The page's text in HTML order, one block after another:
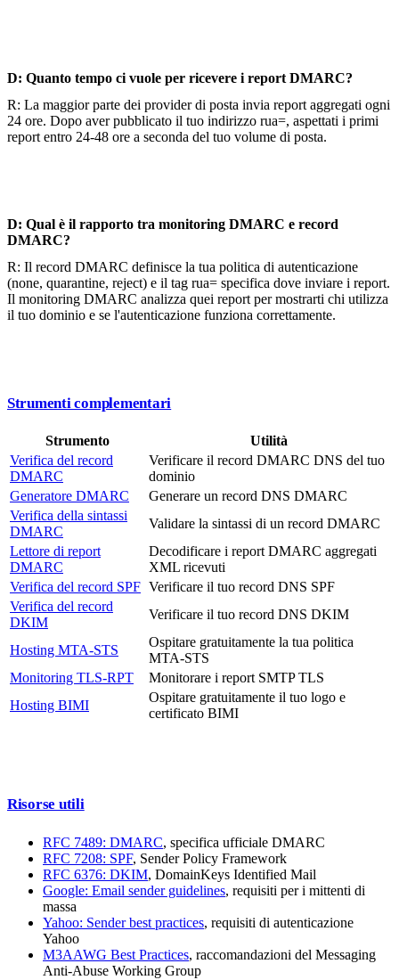
D: Quanto tempo ci vuole per ricevere i report DMARC?
R: La maggior parte dei provider di posta invia report aggregati ogni
24 ore. Dopo aver pubblicato il tuo indirizzo rua=, aspettati i primi
report entro 24-48 ore a seconda del tuo volume di posta.
D: Qual è il rapporto tra monitoring DMARC e record
DMARC?
R: Il record DMARC definisce la tua politica di autenticazione
(none, quarantine, reject) e il tag rua= specifica dove inviare i report.
Il monitoring DMARC analizza quei report per mostrarti chi utilizza
il tuo dominio e se l'autenticazione funziona correttamente.
Strumenti complementari
Strumento
Utilità
Verifica del record
DMARC
Verificare il record DMARC DNS del tuo
dominio
Generatore DMARC
Generare un record DNS DMARC
Verifica della sintassi
DMARC
Validare la sintassi di un record DMARC
Lettore di report
DMARC
Decodificare i report DMARC aggregati
XML ricevuti
Verifica del record SPF Verificare il tuo record DNS SPF
Verifica del record
DKIM
Verificare il tuo record DNS DKIM
Hosting MTA-STS
Ospitare gratuitamente la tua politica
MTA-STS
Monitoring TLS-RPT
Monitorare i report SMTP TLS
Hosting BIMI
Ospitare gratuitamente il tuo logo e
certificato BIMI
Risorse utili
RFC 7489: DMARC, specifica ufficiale DMARC
RFC 7208: SPF, Sender Policy Framework
RFC 6376: DKIM, DomainKeys Identified Mail
Google: Email sender guidelines, requisiti per i mittenti di
massa
Yahoo: Sender best practices, requisiti di autenticazione
Yahoo
M3AAWG Best Practices, raccomandazioni del Messaging
Anti-Abuse Working Group